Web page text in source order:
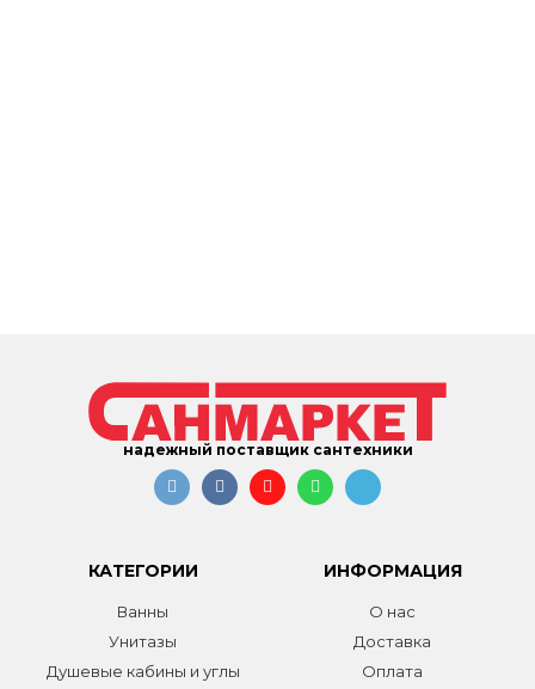
надежный поставщик сантехники
КАТЕГОРИИ
Ванны
Унитазы
Душевые кабины и углы
ИНФОРМАЦИЯ
О нас
Доставка
Оплата